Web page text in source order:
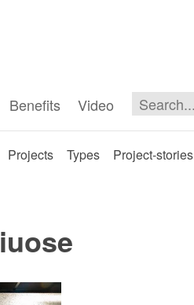
Benefits Video
Projects Types Project-stories